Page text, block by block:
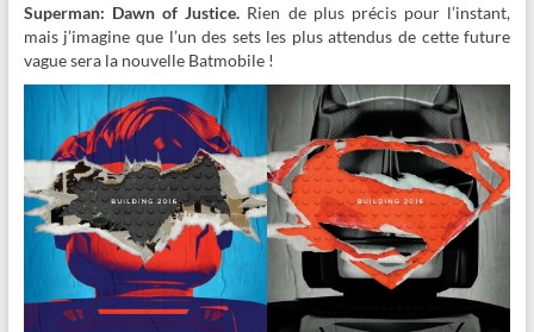
Superman: Dawn of Justice. Rien de plus précis pour l’instant,
mais j’imagine que l’un des sets les plus attendus de cette future
vague sera la nouvelle Batmobile !